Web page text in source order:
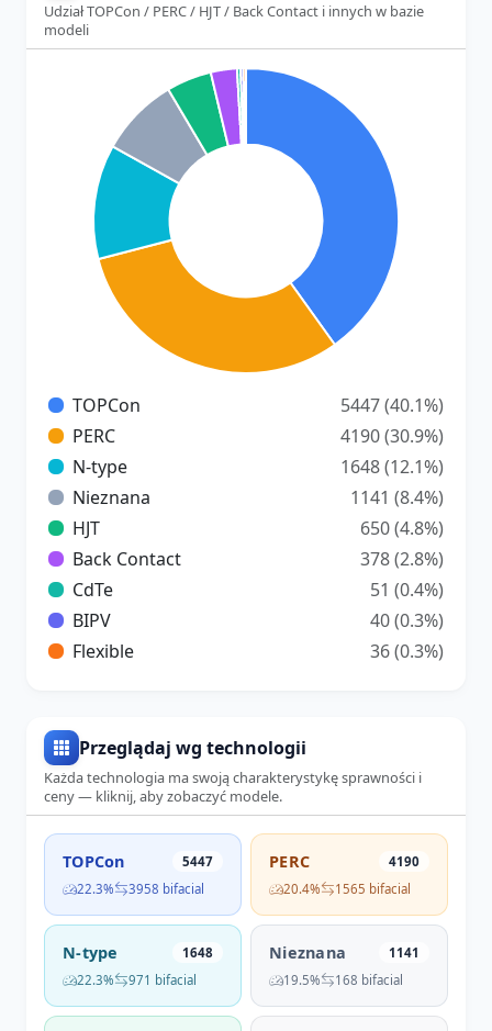
Udział TOPCon / PERC / HJT / Back Contact i innych w bazie
modeli
TOPCon
5447 (40.1%)
PERC
4190 (30.9%)
N-type
1648 (12.1%)
Nieznana
1141 (8.4%)
HJT
650 (4.8%)
Back Contact
378 (2.8%)
CdTe
51 (0.4%)
BIPV
40 (0.3%)
Flexible
36 (0.3%)
Przeglądaj wg technologii
Każda technologia ma swoją charakterystykę sprawności i
ceny — kliknij, aby zobaczyć modele.
TOPCon
5447
22.3%
3958 bifacial
PERC
4190
20.4%
1565 bifacial
N-type
1648
22.3%
971 bifacial
Nieznana
1141
19.5%
168 bifacial